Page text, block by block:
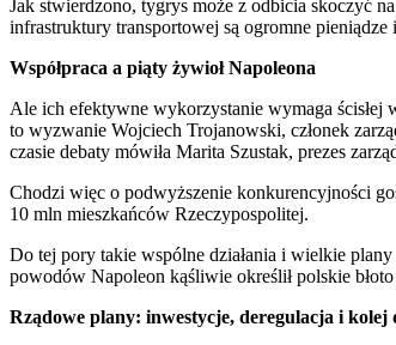
Jak stwierdzono, tygrys może z odbicia skoczyć
infrastruktury transportowej są ogromne
Współpraca a piąty żywioł Napoleona
Ale ich efektywne wykorzystanie wymaga ścisłej
to wyzwanie Wojciech Trojanowski, członek
czasie debaty mówiła Marita Szustak, prezes
Chodzi więc o podwyższenie konkurencyjności
10 mln mieszkańców Rzeczypospolitej.
Do tej pory takie wspólne działania i wielkie
powodów Napoleon kąśliwie określił polskie
Rządowe plany: inwestycje, deregulacja i kolej